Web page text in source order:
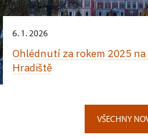
6. 1. 2026
Ohlédnutí za rokem 2025
Hradiště
VŠECHNY